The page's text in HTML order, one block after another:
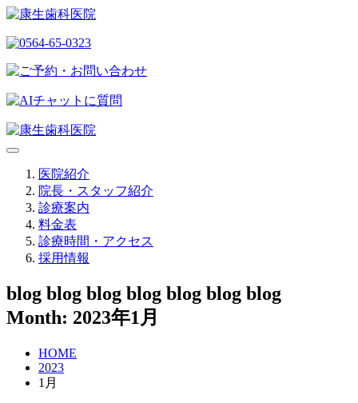
医院紹介
院長・スタッフ紹介
診療案内
料金表
診療時間・アクセス
採用情報
blog blog blog blog blog blog blog
Month: 2023年1月
HOME
2023
1月